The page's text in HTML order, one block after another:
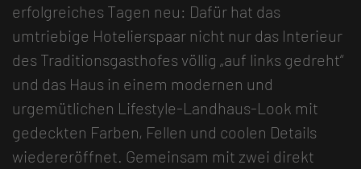
erfolgreiches Tagen neu: Dafür hat das
umtriebige Hotelierspaar nicht nur das Interieur
des Traditionsgasthofes völlig „auf links gedreht“
und das Haus in einem modernen und
urgemütlichen Lifestyle-Landhaus-Look mit
gedeckten Farben, Fellen und coolen Details
wiedereröffnet. Gemeinsam mit zwei direkt